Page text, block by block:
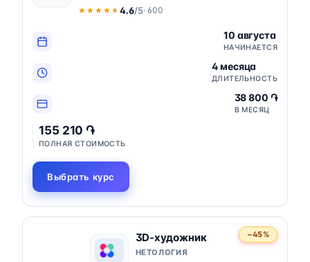
★★★★★
★★★★★ 4.6/5· 600
10 августа
НАЧИНАЕТСЯ
4 месяца
ДЛИТЕЛЬНОСТЬ
38 800 ֏
В МЕСЯЦ
155 210 ֏
ПОЛНАЯ СТОИМОСТЬ
Выбрать курс
−45%
3D-художник
НЕТОЛОГИЯ